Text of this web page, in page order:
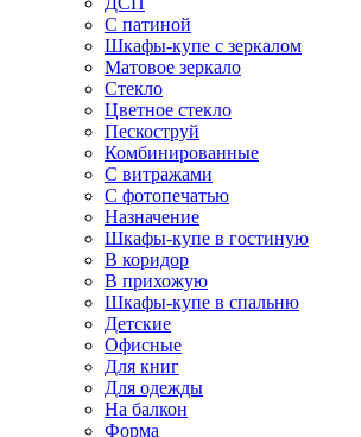
С патиной
Шкафы-купе с зеркалом
Матовое зеркало
Стекло
Цветное стекло
Пескоструй
Комбинированные
С витражами
С фотопечатью
Назначение
Шкафы-купе в гостиную
В коридор
В прихожую
Шкафы-купе в спальню
Детские
Офисные
Для книг
Для одежды
На балкон
Форма